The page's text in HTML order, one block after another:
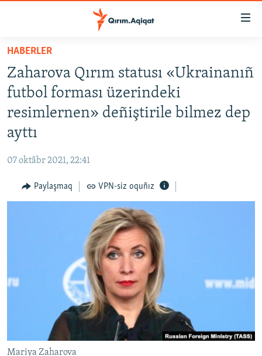
Esas
qaytmaq
Baş
navigatsiyağa
qaytmaq
Qıdıruvğa
HABERLER
SİYASET
İQTİSADİYAT
CEMİYET
İNSAN AQLARI
VİDEO
Русский
QOŞULIÑIZ!
HABERLER
Zaharova Qırım statusı «Ukrainanıñ
futbol forması üzerindeki
resimlernen» deñiştirile bilmez dep
ayttı
07 oktâbr 2021, 22:41
Paylaşmaq VPN-siz oquñız
Mariya Zaharova